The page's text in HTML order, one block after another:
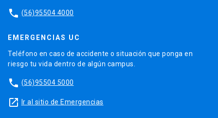
phone (56)95504 4000
EMERGENCIAS UC
Teléfono en caso de accidente o situación que ponga en
riesgo tu vida dentro de algún campus.
phone (56)95504 5000
launch Ir al sitio de Emergencias